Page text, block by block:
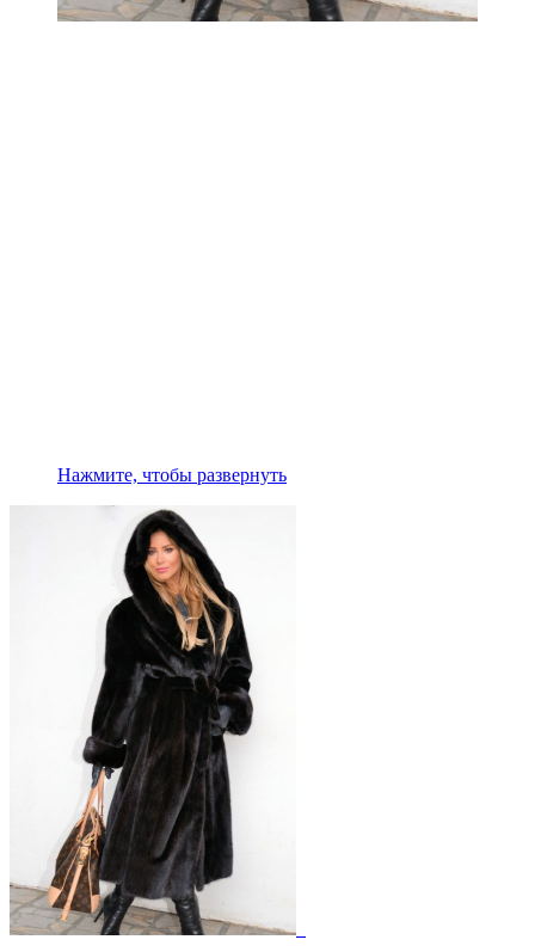
Нажмите, чтобы развернуть